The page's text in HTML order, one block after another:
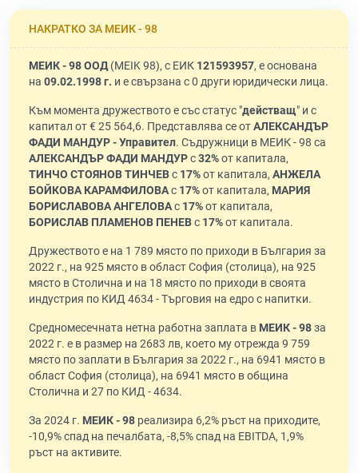
НАКРАТКО ЗА МЕИК - 98
МЕИК - 98 ООД(MEIK 98), с ЕИК 121593957, е основана
на 09.02.1998 г. и е свързана с 0 други юридически лица.
Към момента дружеството е със статус "действащ" и с
капитал от € 25 564,6. Представлява се отАЛЕКСАНДЪР
ФАДИ МАНДУР - Управител. Съдружници в МЕИК - 98 са
АЛЕКСАНДЪР ФАДИ МАНДУРс32%от капитала,
ТИНЧО СТОЯНОВ ТИНЧЕВс 17%от капитала, АНЖЕЛА
БОЙКОВА КАРАМФИЛОВАс 17%от капитала, МАРИЯ
БОРИСЛАВОВА АНГЕЛОВАс 17%от капитала,
БОРИСЛАВ ПЛАМЕНОВ ПЕНЕВс 17%от капитала.
Дружеството е на 1 789 място по приходи в България за
2022 г., на 925 място в област София (столица), на 925
място в Столична и на 18 място по приходи в своята
индустрия по КИД 4634 - Търговия на едро с напитки.
Средномесечната нетна работна заплата в МЕИК - 98за
2022 г. е в размер на 2683 лв, което му отрежда 9 759
място по заплати в България за 2022 г., на 6941 място в
област София (столица), на 6941 място в община
Столична и 27 по КИД - 4634.
За 2024 г. МЕИК - 98 реализира 6,2% ръст на приходите,
-10,9% спад на печалбата, -8,5% спад на EBITDA, 1,9%
ръст на активите.